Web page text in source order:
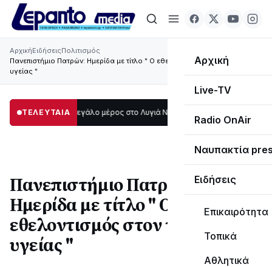
Αρχική
Live-TV
Radio OnAir
Ναυπακτία
Ειδήσεις
Επικαιρότητα
Τοπικά
Αθλητικά
ΑρχικήΕιδήσειςΠολιτισμός
Πανεπιστήμιο Πατρών: Ημερίδα με τίτλο " Ο εθελοντισμός στον τομέα της
υγείας "
ΤΕΛΕΥΤΑΙΑ
σκοτάδι μεγάλο μέρος στο Λυγιά Ναυπάκτου
Πανεπιστήμιο Πατρών:
Ημερίδα με τίτλο " Ο
εθελοντισμός στον τομέα της
υγείας "